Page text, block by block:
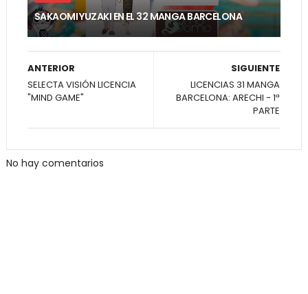
SAKAOMI YUZAKI EN EL 32 MANGA BARCELONA
SIGUIENTE
LICENCIAS 31 MANGA
BARCELONA: ARECHI - 1ª
PARTE
ANTERIOR
SELECTA VISIÓN LICENCIA
"MIND GAME"
No hay comentarios